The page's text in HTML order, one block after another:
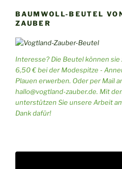
BAUMWOLL-BEUTEL
ZAUBER
Interesse? Die Beutel können sie
6,50 € bei der Modespitze -
Plauen erwerben. Oder per Mail
hallo@vogtland-zauber.de. Mit
unterstützen Sie unsere Arbeit
Dank dafür!